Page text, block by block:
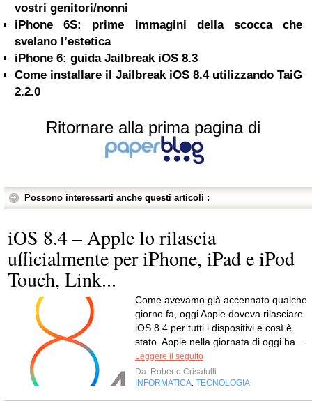
vostri genitori/nonni
iPhone 6S: prime immagini della scocca che
svelano l’estetica
iPhone 6: guida Jailbreak iOS 8.3
Come installare il Jailbreak iOS 8.4 utilizzando TaiG
2.2.0
Ritornare alla prima pagina di
Possono interessarti anche questi articoli :
iOS 8.4 – Apple lo rilascia
ufficialmente per iPhone, iPad e iPod
Touch, Link...
Come avevamo già accennato qualche
giorno fa, oggi Apple doveva rilasciare
iOS 8.4 per tutti i dispositivi e così è
stato. Apple nella giornata di oggi ha...
Leggere il seguito
Da Roberto Crisafulli
INFORMATICA, TECNOLOGIA